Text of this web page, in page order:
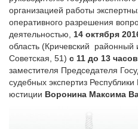
организацией работы
оперативного разрешения
деятельностью, 14 октября
область (Кричевский районный
Советская, 51) с 11 до 13 часов
заместителя Председателя
судебных экспертиз
юстиции Воронина Максима